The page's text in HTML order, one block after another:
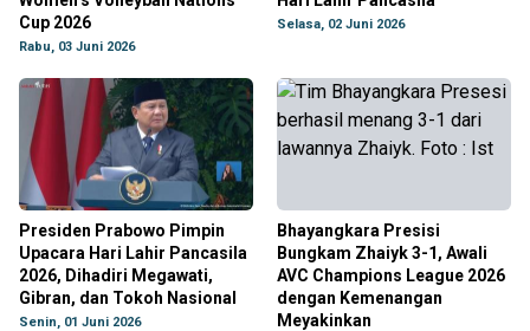
Cup 2026
Rabu, 03 Juni 2026
Selasa, 02 Juni 2026
Presiden Prabowo Pimpin
Upacara Hari Lahir Pancasila
2026, Dihadiri Megawati,
Gibran, dan Tokoh Nasional
Senin, 01 Juni 2026
Bhayangkara Presisi
Bungkam Zhaiyk 3-1, Awali
AVC Champions League 2026
dengan Kemenangan
Meyakinkan